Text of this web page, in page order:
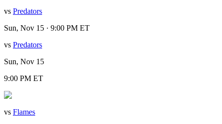
vs Predators
Sun, Nov 15 · 9:00 PM ET
vs Predators
Sun, Nov 15
9:00 PM ET
vs Flames